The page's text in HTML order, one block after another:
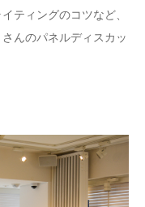
ティングのコツなど、
んのパネルディスカッ